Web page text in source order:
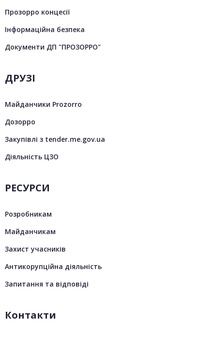
Прозорро концесії
Інформаційна безпека
Документи ДП "ПРОЗОРРО"
ДРУЗІ
Майданчики Prozorro
Дозорро
Закупівлі з tender.me.gov.ua
Діяльність ЦЗО
РЕСУРСИ
Розробникам
Майданчикам
Захист учасників
Антикорупційна діяльність
Запитання та відповіді
Контакти